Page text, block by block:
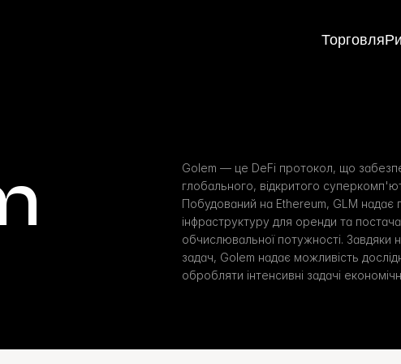
Торговля
Golem — це DeFi протокол, що
глобального, відкритого
Побудований на Ethereum, GLM надає
інфраструктуру для оренди та
обчислювальної потужності. Завдяки
задач, Golem надає можливість
обробляти інтенсивні задачі